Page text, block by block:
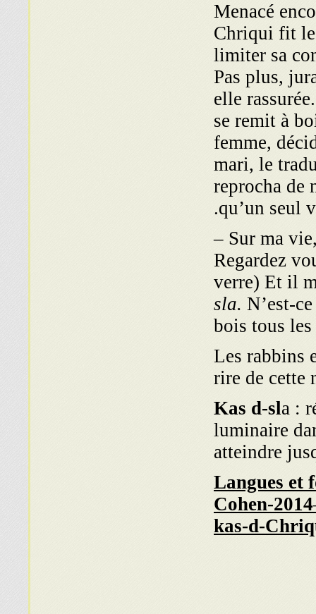
Menacé
Chriqui fit le
limiter sa
Pas plus,
elle
se remit à
femme,
mari, le
reprocha de
qu’un seul
– Sur ma
Regardez
verre) Et il
sla. N’est-
bois tous
Les rabbins
rire de cette
Kas d-sla :
luminaire
atteindre
Langues et
Cohen-2014
kas-d-